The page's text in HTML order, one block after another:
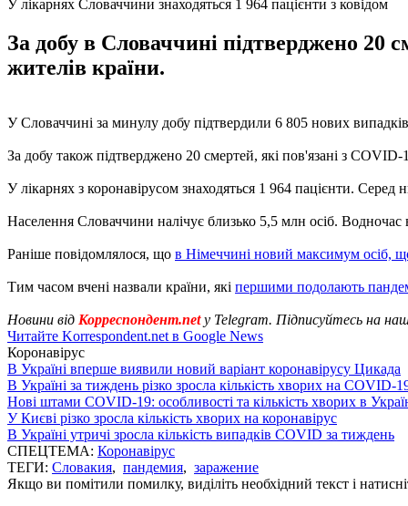
У лікарнях Словаччини знаходяться 1 964 пацієнти з ковідом
За добу в Словаччині підтверджено 20
жителів країни.
У Словаччині за минулу добу підтвердили 6 805 нових
За добу також підтверджено 20 смертей, які пов'язані з
У лікарнях з коронавірусом знаходяться 1 964 пацієнти.
Населення Словаччини налічує близько 5,5 млн осіб.
Раніше повідомлялося, що в Німеччині новий максимум осіб,
Тим часом вчені назвали країни, які першими подолають
Новини від Корреспондент.netу Telegram. Підписуйтесь на
Читайте Korrespondent.net в Google News
Коронавірус
В Україні вперше виявили новий варіант коронавірусу Цикада
В Україні за тиждень різко зросла кількість хворих на COVID-
Нові штами COVID-19: особливості та кількість хворих в
У Києві різко зросла кількість хворих на коронавірус
В Україні утричі зросла кількість випадків COVID за тиждень
СПЕЦТЕМА: Коронавірус
ТЕГИ: Словакия, пандемия, заражение
Якщо ви помітили помилку, виділіть необхідний текст і